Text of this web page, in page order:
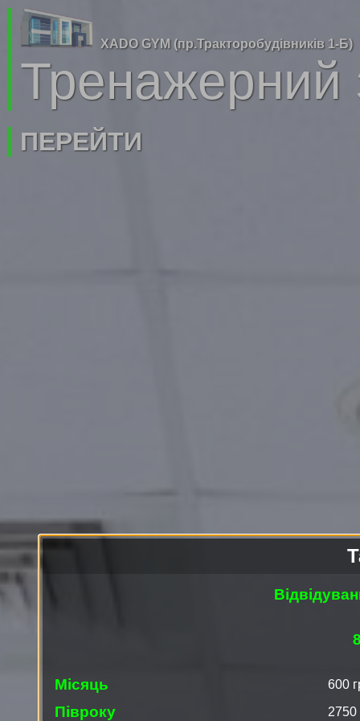
XADO GYM (пр.Тракторобудівників 1-Б)
Тренажерний
ПЕРЕЙТИ
Місяць
600
Півроку 2750